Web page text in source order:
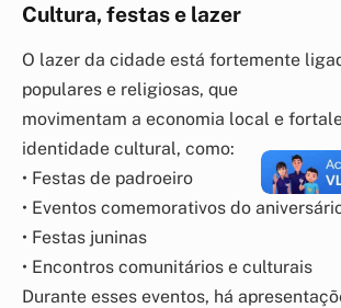
Cultura, festas e lazer
O lazer da cidade está fortemente
populares e religiosas, que
movimentam a economia local e
identidade cultural, como:
• Festas de padroeiro
• Eventos comemorativos do
• Festas juninas
• Encontros comunitários e culturais
Durante esses eventos, há